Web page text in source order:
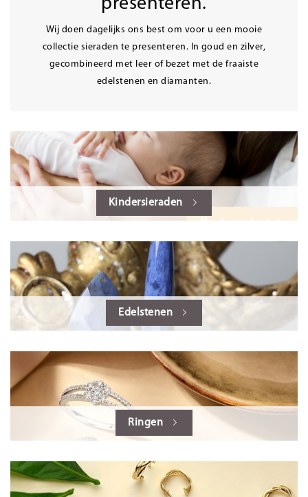
presenteren.
Wij doen dagelijks ons best om voor u een mooie
collectie sieraden te presenteren. In goud en zilver,
gecombineerd met leer of bezet met de fraaiste
edelstenen en diamanten.
Kindersieraden
Edelstenen
Ringen